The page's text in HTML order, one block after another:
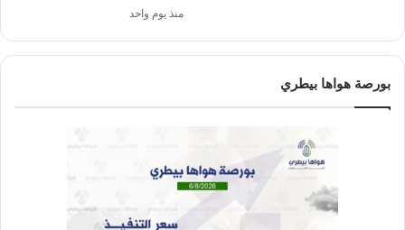
منذ يوم واحد
بورصة هواها بيطري